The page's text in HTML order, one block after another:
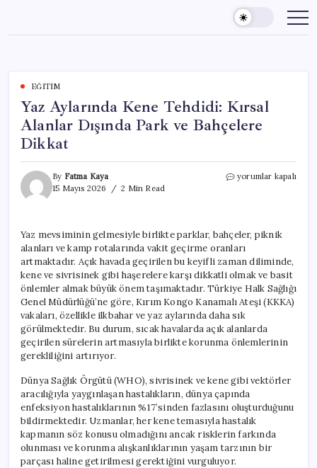
content
EĞITIM
Yaz Aylarında Kene Tehdidi: Kırsal
Alanlar Dışında Park ve Bahçelere
Dikkat
By Fatma Kaya
15 Mayıs 2026
2 Min Read
Yaz
Alanlar
Dışında
Park
ve
Bahçelere
için
yorumlar kapalı
Yaz mevsiminin gelmesiyle birlikte parklar, bahçeler, piknik
alanları ve kamp rotalarında vakit geçirme oranları
artmaktadır. Açık havada geçirilen bu keyifli zaman diliminde,
kene ve sivrisinek gibi haşerelere karşı dikkatli olmak ve basit
önlemler almak büyük önem taşımaktadır. Türkiye Halk Sağlığı
Genel Müdürlüğü’ne göre, Kırım Kongo Kanamalı Ateşi (KKKA)
vakaları, özellikle ilkbahar ve yaz aylarında daha sık
görülmektedir. Bu durum, sıcak havalarda açık alanlarda
geçirilen sürelerin artmasıyla birlikte korunma önlemlerinin
gerekliliğini artırıyor.
Dünya Sağlık Örgütü (WHO), sivrisinek ve kene gibi vektörler
aracılığıyla yaygınlaşan hastalıkların, dünya çapında
enfeksiyon hastalıklarının %17’sinden fazlasını oluşturduğunu
bildirmektedir. Uzmanlar, her kene temasıyla hastalık
kapmanın söz konusu olmadığını ancak risklerin farkında
olunması ve korunma alışkanlıklarının yaşam tarzının bir
parçası haline getirilmesi gerektiğini vurguluyor.